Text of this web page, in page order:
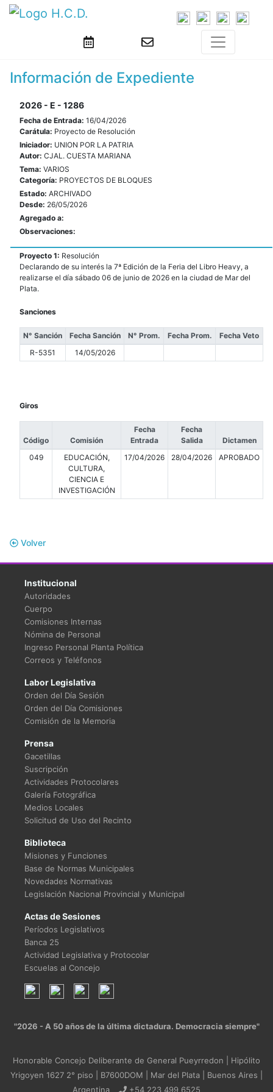
Información de Expediente
2026 - E - 1286
Fecha de Entrada: 16/04/2026
Carátula: Proyecto de Resolución
Iniciador: UNION POR LA PATRIA
Autor: CJAL. CUESTA MARIANA
Tema: VARIOS
Categoría: PROYECTOS DE BLOQUES
Estado: ARCHIVADO
Desde: 26/05/2026
Agregado a:
Observaciones:
Proyecto 1: Resolución
Declarando de su interés la 7ª Edición de la Feria del Libro Heavy, a
realizarse el día sábado 06 de junio de 2026 en la ciudad de Mar del
Plata.
Sanciones
N° Sanción Fecha Sanción N° Prom. Fecha Prom.
Fecha Veto
R-5351
14/05/2026
Giros
Código Comisión
Fecha
Entrada
Fecha
Salida
Dictamen
049
EDUCACIÓN,
CULTURA,
CIENCIA E
INVESTIGACIÓN
17/04/2026 28/04/2026 APROBADO
Volver
Institucional
Autoridades
Cuerpo
Comisiones Internas
Nómina de Personal
Ingreso Personal Planta Política
Correos y Teléfonos
Labor Legislativa
Orden del Día Sesión
Orden del Día Comisiones
Comisión de la Memoria
Prensa
Gacetillas
Suscripción
Actividades Protocolares
Galería Fotográfica
Medios Locales
Solicitud de Uso del Recinto
Biblioteca
Misiones y Funciones
Base de Normas Municipales
Novedades Normativas
Legislación Nacional Provincial y Municipal
Actas de Sesiones
Períodos Legislativos
Banca 25
Actividad Legislativa y Protocolar
Escuelas al Concejo
"2026 - A 50 años de la última dictadura. Democracia siempre"
Honorable Concejo Deliberante de General Pueyrredon | Hipólito
Yrigoyen 1627 2° piso | B7600DOM | Mar del Plata | Buenos Aires |
Argentina
+54 223 499 6525